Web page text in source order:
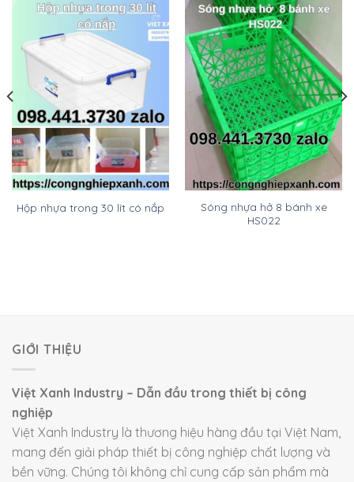
Hộp nhựa trong 30 lít có nắp
Sóng nhựa hở 8 bánh xe
HS022
GIỚI THIỆU
Việt Xanh Industry – Dẫn đầu trong thiết bị công
nghiệp
Việt Xanh Industry là thương hiệu hàng đầu tại Việt Nam,
mang đến giải pháp thiết bị công nghiệp chất lượng và
bền vững. Chúng tôi không chỉ cung cấp sản phẩm mà